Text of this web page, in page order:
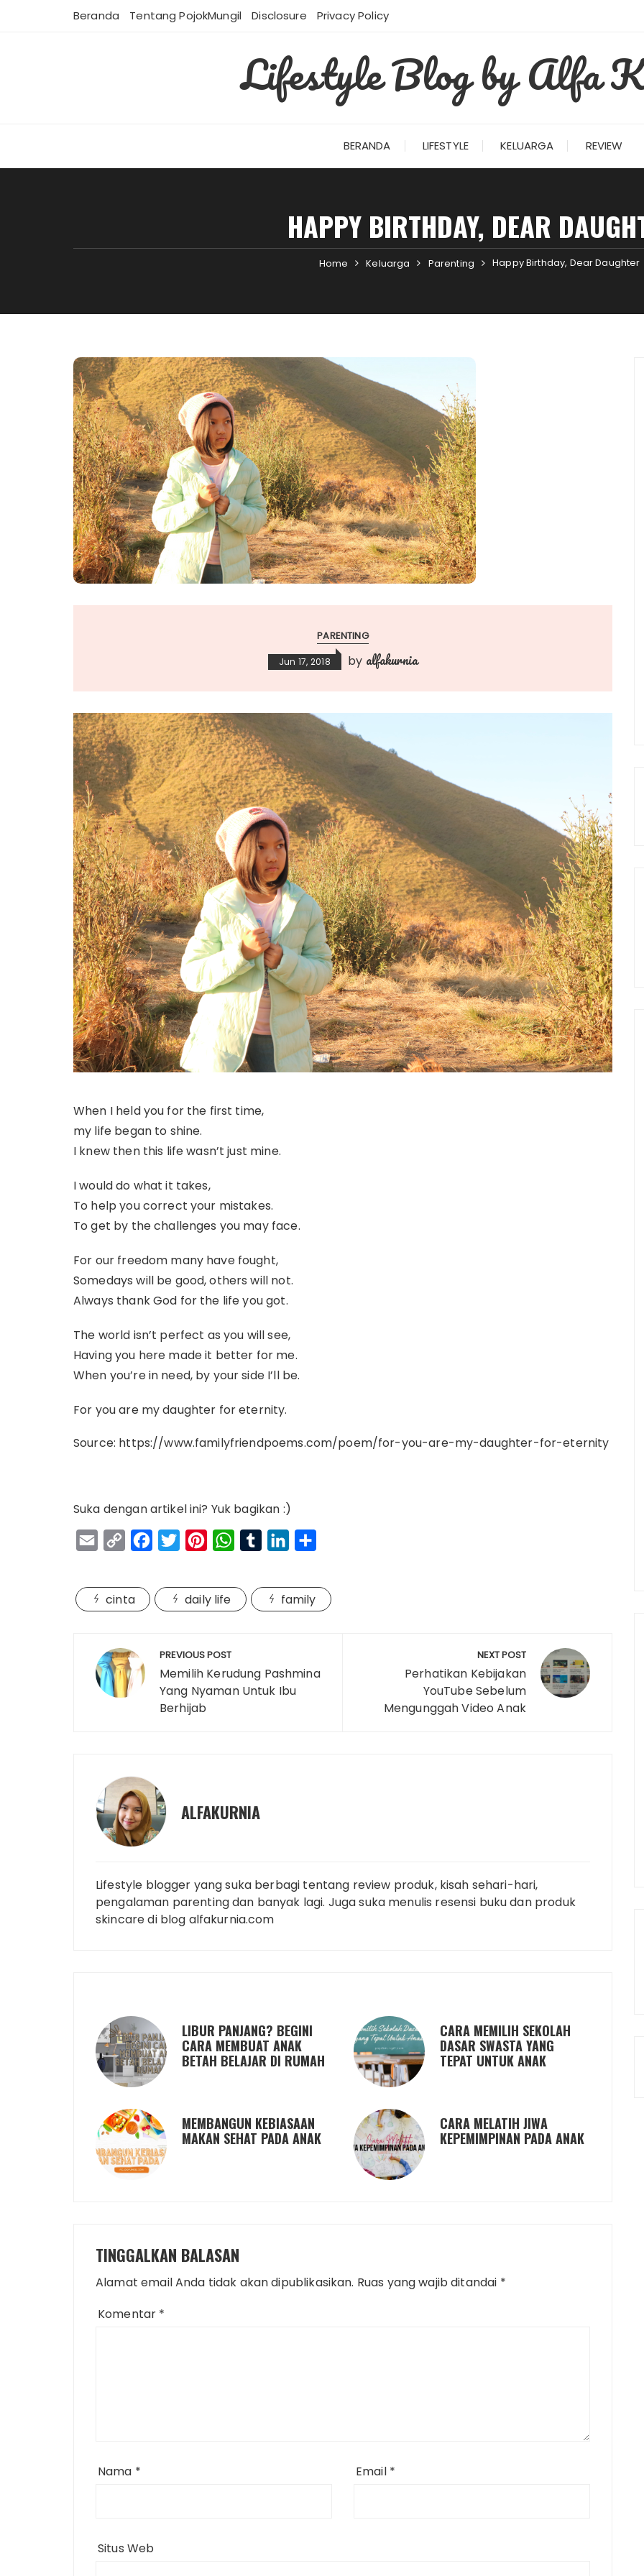
Beranda Tentang PojokMungil Disclosure Privacy Policy
Lifestyle Blog by Alfa
BERANDA LIFESTYLE KELUARGA REVIEW
HAPPY BIRTHDAY, DEAR
Home Keluarga Parenting Happy Birthday, Dear Daughter
PARENTING
Jun 17, 2018 by alfakurnia
When I held you for the first time,
my life began to shine.
I knew then this life wasn’t just mine.
I would do what it takes,
To help you correct your mistakes.
To get by the challenges you may face.
For our freedom many have fought,
Somedays will be good, others will not.
Always thank God for the life you got.
The world isn’t perfect as you will see,
Having you here made it better for me.
When you’re in need, by your side I’ll be.
For you are my daughter for eternity.
Source: https://www.familyfriendpoems.com/poem/for-you-are-my-daughter-for-eternity
Suka dengan artikel ini? Yuk bagikan :)
a
i
C
p
y
i
n
k
e
o
i
t
e
r
n
t
r
e
s
a
p
p
m
b
n
k
I
n
a
cinta daily life family
Navigasi
pos
PREVIOUS POST
Memilih Kerudung Pashmina
Yang Nyaman Untuk Ibu
Berhijab
NEXT POST
Perhatikan Kebijakan
YouTube Sebelum
Mengunggah Video Anak
ALFAKURNIA
Lifestyle blogger yang suka berbagi tentang review produk, kisah sehari-hari,
pengalaman parenting dan banyak lagi. Juga suka menulis resensi buku dan produk
skincare di blog alfakurnia.com
LIBUR PANJANG? BEGINI
CARA MEMBUAT ANAK
BETAH BELAJAR DI RUMAH
CARA MEMILIH SEKOLAH
DASAR SWASTA YANG
TEPAT UNTUK ANAK
MEMBANGUN KEBIASAAN
MAKAN SEHAT PADA ANAK
CARA MELATIH JIWA
KEPEMIMPINAN PADA ANAK
TINGGALKAN BALASAN
Alamat email Anda tidak akan dipublikasikan. Ruas yang wajib ditandai *
Komentar *
Nama * Email *
Situs Web